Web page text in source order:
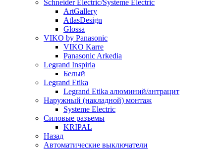
Schneider Electric/Systeme Electric
ArtGallery
AtlasDesign
Glossa
VIKO by Panasonic
VIKO Karre
Panasonic Arkedia
Legrand Inspiria
Белый
Legrand Etika
Legrand Etika алюминий/антрацит
Наружный (накладной) монтаж
Systeme Electric
Силовые разъемы
KRIPAL
Назад
Автоматические выключатели